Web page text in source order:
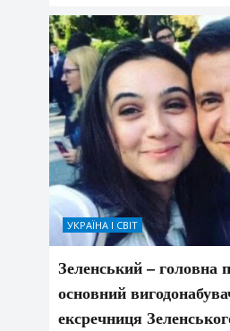
УКРАЇНА І СВІТ
Зеленський – головна
основний
ексречниця